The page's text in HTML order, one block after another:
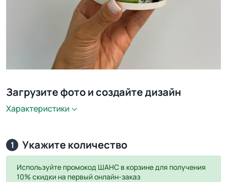
Загрузите фото и создайте дизайн
Характеристики
1 Укажите количество
Используйте промокод ШАНС в корзине для получения
10% скидки на первый онлайн-заказ